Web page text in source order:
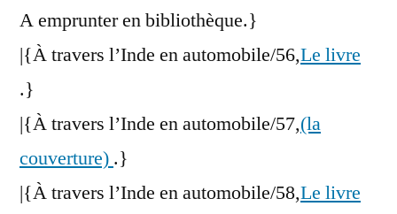
A emprunter en bibliothèque.}
|{À travers l’Inde en automobile/56,Le livre
.}
|{À travers l’Inde en automobile/57,(la
couverture) .}
|{À travers l’Inde en automobile/58,Le livre